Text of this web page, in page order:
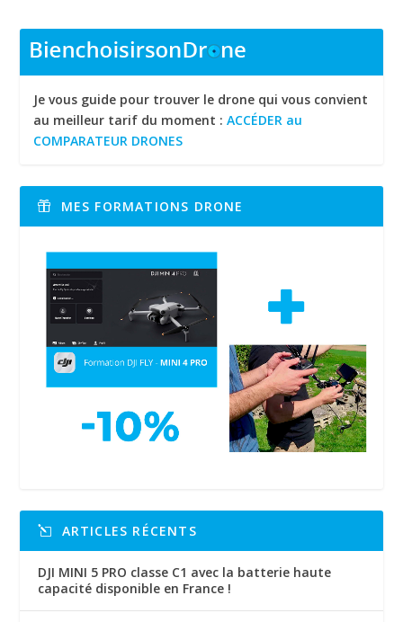
Je vous guide pour trouver le drone qui vous convient
au meilleur tarif du moment :ACCÉDER au
COMPARATEUR DRONES
MES FORMATIONS DRONE
ARTICLES RÉCENTS
DJI MINI 5 PRO classe C1 avec la batterie haute
capacité disponible en France !